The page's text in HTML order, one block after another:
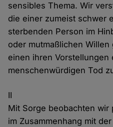
sensibles Thema. Wir
die einer zumeist schwer
sterbenden Person im
oder mutmaßlichen
einen ihren Vorstellungen
menschenwürdigen Tod
II
Mit Sorge beobachten
im Zusammenhang mit